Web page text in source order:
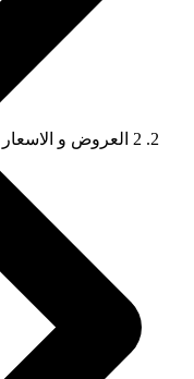
2 العروض و الاسعار